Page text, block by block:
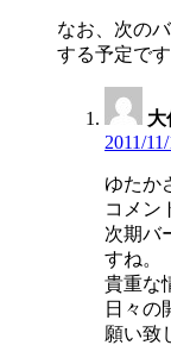
なお、次の
する予定です
大
2011/
ゆたか
コメン
次期バ
すね。
貴重な
日々の
願い致